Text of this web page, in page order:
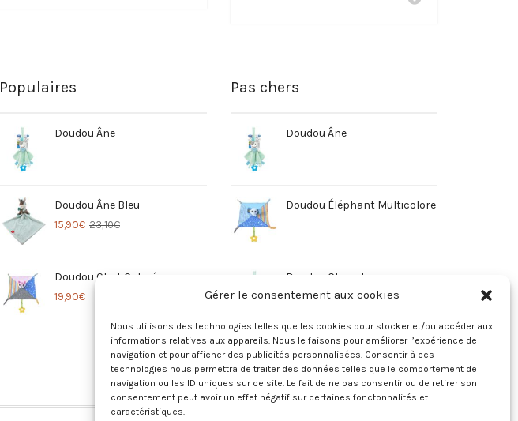
Gérer le consentement aux cookies
Nous utilisons des technologies telles que les cookies pour stocker et/ou accéder aux
informations relatives aux appareils. Nous le faisons pour améliorer l’expérience de
navigation et pour afficher des publicités personnalisées. Consentir à ces
technologies nous permettra de traiter des données telles que le comportement de
navigation ou les ID uniques sur ce site. Le fait de ne pas consentir ou de retirer son
consentement peut avoir un effet négatif sur certaines fonctonnalités et
caractéristiques.
Populaires
Doudou Âne
Doudou Âne Bleu
23,10€
15,90€
Doudou Chat Coloré
19,90€
Pas chers
Doudou Âne
Doudou Éléphant Multicolore
Doudou Chien Jaune